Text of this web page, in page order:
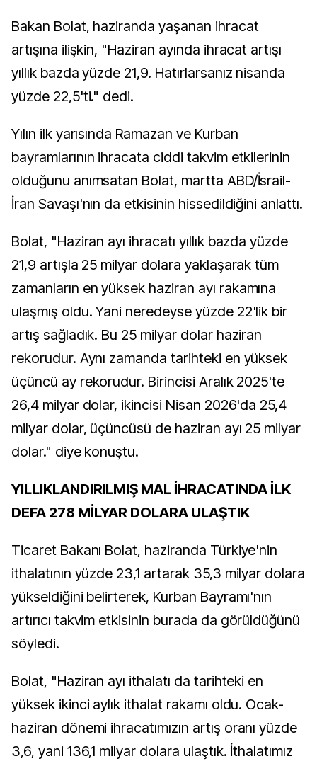
Bakan Bolat, haziranda yaşanan ihracat
artışına ilişkin, "Haziran ayında ihracat artışı
yıllık bazda yüzde 21,9. Hatırlarsanız nisanda
yüzde 22,5'ti." dedi.
Yılın ilk yarısında Ramazan ve Kurban
bayramlarının ihracata ciddi takvim etkilerinin
olduğunu anımsatan Bolat, martta ABD/İsrail-
İran Savaşı'nın da etkisinin hissedildiğini anlattı.
Bolat, "Haziran ayı ihracatı yıllık bazda yüzde
21,9 artışla 25 milyar dolara yaklaşarak tüm
zamanların en yüksek haziran ayı rakamına
ulaşmış oldu. Yani neredeyse yüzde 22'lik bir
artış sağladık. Bu 25 milyar dolar haziran
rekorudur. Aynı zamanda tarihteki en yüksek
üçüncü ay rekorudur. Birincisi Aralık 2025'te
26,4 milyar dolar, ikincisi Nisan 2026'da 25,4
milyar dolar, üçüncüsü de haziran ayı 25 milyar
dolar." diye konuştu.
YILLIKLANDIRILMIŞ MAL İHRACATINDA İLK
DEFA 278 MİLYAR DOLARA ULAŞTIK
Ticaret Bakanı Bolat, haziranda Türkiye'nin
ithalatının yüzde 23,1 artarak 35,3 milyar dolara
yükseldiğini belirterek, Kurban Bayramı'nın
artırıcı takvim etkisinin burada da görüldüğünü
söyledi.
Bolat, "Haziran ayı ithalatı da tarihteki en
yüksek ikinci aylık ithalat rakamı oldu. Ocak-
haziran dönemi ihracatımızın artış oranı yüzde
3,6, yani 136,1 milyar dolara ulaştık. İthalatımız